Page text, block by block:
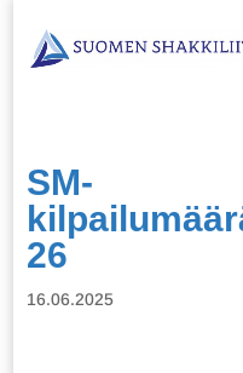
SM-
26
16.06.2025